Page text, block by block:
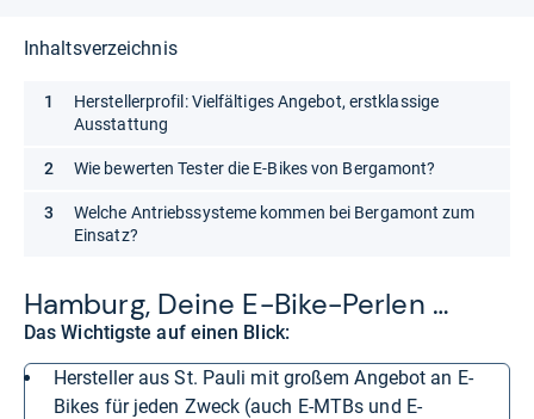
Ham­burg, Deine E-​Bike-​Per­len …
Das Wichtigste auf einen Blick:
Hersteller aus St. Pauli mit großem Angebot an E-
Bikes für jeden Zweck (auch E-MTBs und E-
Inhaltsverzeichnis
Herstellerprofil: Vielfältiges Angebot, erstklassige
Ausstattung
Wie bewerten Tester die E-Bikes von Bergamont?
Welche Antriebssysteme kommen bei Bergamont zum
Einsatz?